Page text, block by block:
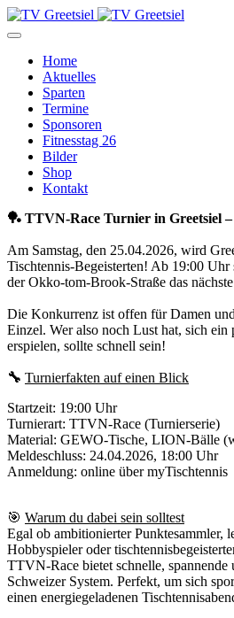
Home
Aktuelles
Sparten
Termine
Sponsoren
Fitnesstag 26
Bilder
Shop
Kontakt
🏓 TTVN‑Race Turnier in Greetsiel –
Am Samstag, den 25.04.2026, wird
Tischtennis‑Begeisterten! Ab 19:00
der Okko‑tom‑Brook‑Straße das
Die Konkurrenz ist offen für Damen
Einzel. Wer also noch Lust hat, sich ein
erspielen, sollte schnell sein!
🔧 Turnierfakten auf einen Blick
Startzeit: 19:00 Uhr
Turnierart: TTVN‑Race (Turnierserie)
Material: GEWO‑Tische, LION‑Bälle
Meldeschluss: 24.04.2026, 18:00 Uhr
Anmeldung: online über myTischtennis
🎯 Warum du dabei sein solltest
Egal ob ambitionierter Punktesammler,
Hobbyspieler oder
TTVN‑Race bietet schnelle,
Schweizer System. Perfekt, um sich
einen energiegeladenen